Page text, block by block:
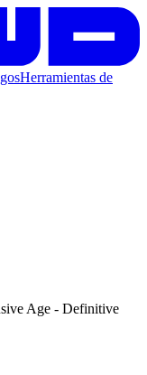
Herramientas de
Age - Definitive